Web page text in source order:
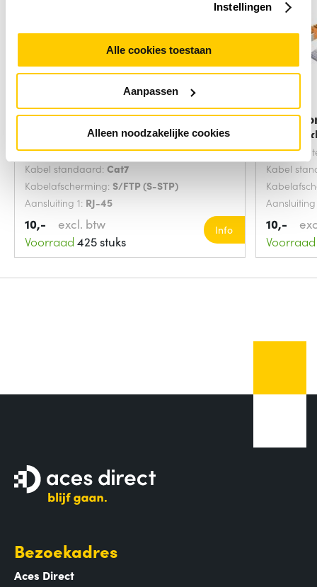
Instellingen
Alle cookies toestaan
Aanpassen
Alleen noodzakelijke cookies
Microconnect SFTP702G
netwerkkabel Groen 2
Snoerlengte:2 Meters
Kabel standaard: Cat7
Kabelafscherming: S/FTP (S-STP)
Aansluiting 1: RJ-45
10,-
excl. btw
Voorraad 425 stuks
Info
Kabel
10,-
Voorraad
Bezoekadres
Aces Direct